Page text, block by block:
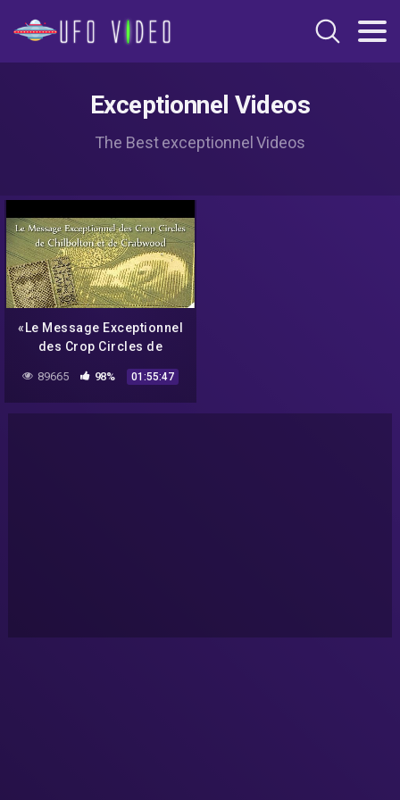
Exceptionnel Videos
The Best exceptionnel Videos
«Le Message Exceptionnel
des Crop Circles de
avec Daniel Harran –
NURÉA TV
89665 98% 01:55:47